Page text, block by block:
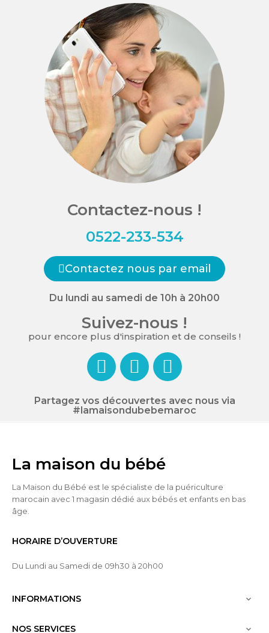
Contactez-nous !
0522-233-534
Contactez nous par email
Du lundi au samedi de 10h à 20h00
Suivez-nous !
pour encore plus d'inspiration et de conseils !
Partagez vos découvertes avec nous via
#lamaisondubebemaroc
La maison du bébé
La Maison du Bébé est le spécialiste de la puériculture
marocain avec 1 magasin dédié aux bébés et enfants en bas
âge.
HORAIRE D’OUVERTURE
Du Lundi au Samedi de 09h30 à 20h00
INFORMATIONS 
NOS SERVICES 